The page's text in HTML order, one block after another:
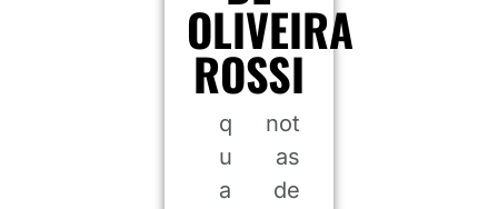
OLIVEIRA
ROSSI
q
u
a
not
as
de